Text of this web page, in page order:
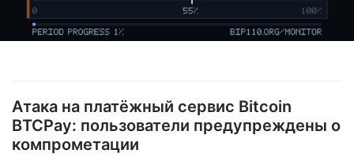
Атака на платёжный сервис Bitcoin
BTCPay: пользователи предупреждены о
компрометации